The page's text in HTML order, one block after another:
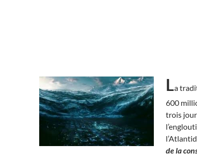
La
600
trois
de la